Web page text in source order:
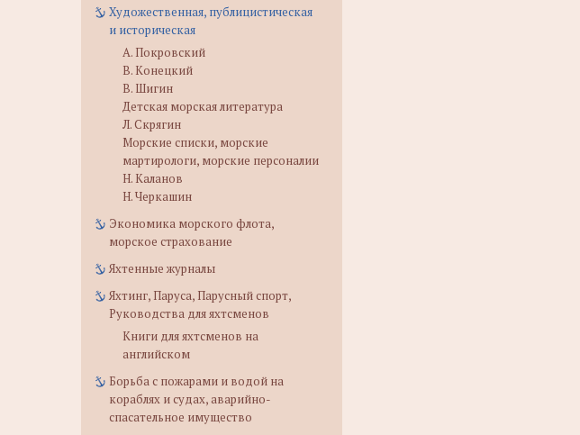
Художественная, публицистическая
и историческая
А. Покровский
В. Конецкий
В. Шигин
Детская морская литература
Л. Скрягин
Морские списки, морские
мартирологи, морские персоналии
Н. Каланов
Н. Черкашин
Экономика морского флота,
морское страхование
Яхтенные журналы
Яхтинг, Паруса, Парусный спорт,
Руководства для яхтсменов
Книги для яхтсменов на
английском
Борьба с пожарами и водой на
кораблях и судах, аварийно-
спасательное имущество